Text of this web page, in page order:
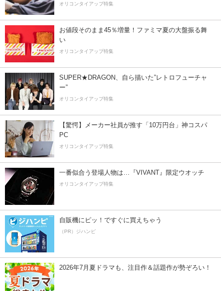
オリコンタイアップ特集
お値段そのまま45％増量！ファミマ夏の大盤振る舞
い
オリコンタイアップ特集
SUPER★DRAGON、自ら描いた”レトロフューチャ
ー”
オリコンタイアップ特集
【驚愕】メーカー社員が推す「10万円台」神コスパ
PC
オリコンタイアップ特集
一番似合う登場人物は…『VIVANT』限定ウオッチ
オリコンタイアップ特集
自販機にピッ！ですぐに買えちゃう
（PR）ジハンピ
2026年7月夏ドラマも、注目作＆話題作が勢ぞろい！